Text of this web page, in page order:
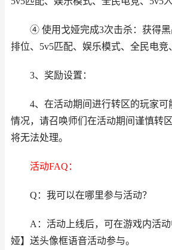
④ 使用戈娅完成3次击杀：获得黑
排位、5v5匹配、娱乐模式、全民电竞
3、奖励设置：
4、在活动期间进行转区的玩家可
情况，请召唤师们在活动期间谨慎转
将无法处理。
活动FAQ：
Q：我可以在哪里参与活动？
A：活动上线后，可在游戏内活动
娅】送头像框语音活动参与。